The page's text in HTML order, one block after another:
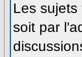
Les
soit par